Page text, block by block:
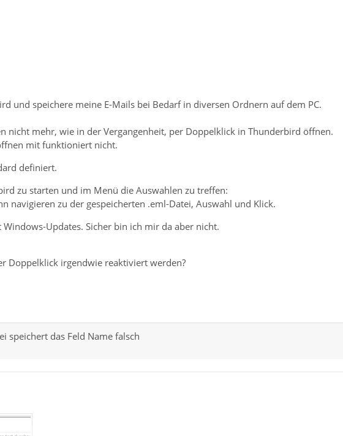
und speichere meine E-Mails bei Bedarf in diversen Ordnern auf dem PC.
nicht mehr, wie in der Vergangenheit, per Doppelklick in Thunderbird öffnen.
mit funktioniert nicht.
definiert.
zu starten und im Menü die Auswahlen zu treffen:
navigieren zu der gespeicherten .eml-Datei, Auswahl und Klick.
Updates. Sicher bin ich mir da aber nicht.
Doppelklick irgendwie reaktiviert werden?
speichert das Feld Name falsch